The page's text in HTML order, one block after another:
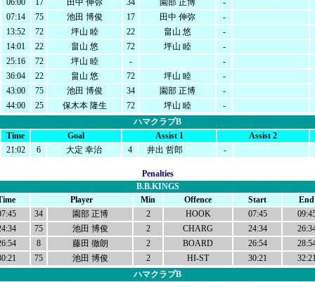
07:14 75 池田 博俊 17 田中 伸弥 -
13:52 72 坪山 睦 22 畠山 悠 -
14:01 22 畠山 悠 72 坪山 睦 -
25:16 72 坪山 睦 - -
36:04 22 畠山 悠 72 坪山 睦 -
43:00 75 池田 博俊 34 園部 正博 -
44:00 25 保木本 隆生 72 坪山 睦 -
ハマクラブB
Time Goal Assist 1 Assist 2
21:02 6 大定 幸治 4 井出 哲郎 -
Penalties
B.B.KINGS
Player Min Offence Start
End
34 園部 正博 2 HOOK 07:45
75 池田 博俊 2 CHARG 24:34
8 藤田 徹朗 2 BOARD 26:54
75 池田 博俊 2 HI-ST 30:21
32:21
ハマクラブB